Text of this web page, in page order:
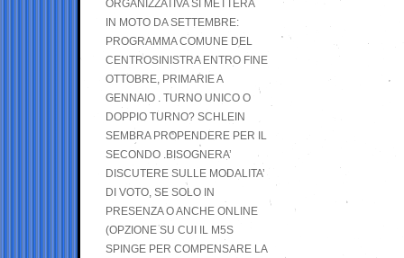
ORGANIZZATIVA SI METTERÀ
IN MOTO DA SETTEMBRE:
PROGRAMMA COMUNE DEL
CENTROSINISTRA ENTRO FINE
OTTOBRE, PRIMARIE A
GENNAIO . TURNO UNICO O
DOPPIO TURNO? SCHLEIN
SEMBRA PROPENDERE PER IL
SECONDO .BISOGNERA’
DISCUTERE SULLE MODALITA’
DI VOTO, SE SOLO IN
PRESENZA O ANCHE ONLINE
(OPZIONE SU CUI IL M5S
SPINGE PER COMPENSARE LA